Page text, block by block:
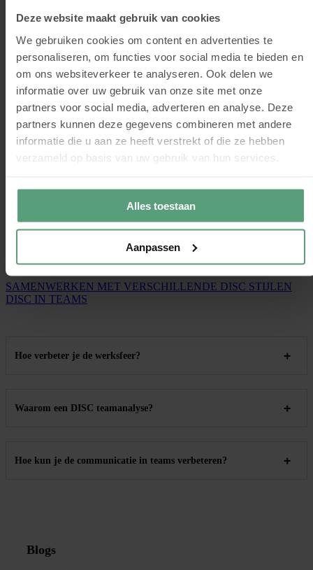
Deze website maakt gebruik van cookies
We gebruiken cookies om content en advertenties te
personaliseren, om functies voor social media te bieden en
om ons websiteverkeer te analyseren. Ook delen we
informatie over uw gebruik van onze site met onze
partners voor social media, adverteren en analyse. Deze
partners kunnen deze gegevens combineren met andere
informatie die u aan ze heeft verstrekt of die ze hebben
verzameld op basis van uw gebruik van hun services.
Alles toestaan
Aanpassen
een positieve bijdrage leveren aan het werkplezier en ook de
De meerwaarde van DISC analyses
De DISC analyses
van DISC Boulevard geven je inzicht in
gedragsvoorkeuren, zowel op individueel niveau als op
groepsniveau. Het kan op meerdere gebieden van meerwaarde zijn
en zorgt ervoor dat het onderlinge begrip kan vergroten. Wil je met
DISC aan de slag en kijken wat het voor jouw organisatie kan
betekenen? Neem dancontactmet ons op.
Meer weten over DISC in teams?
SAMENWERKEN MET VERSCHILLENDE DISC STIJLEN
DISC IN TEAMS
Hoe verbeter je de werksfeer?
Waarom een DISC teamanalyse?
Hoe kun je de communicatie in teams verbeteren?
Blogs